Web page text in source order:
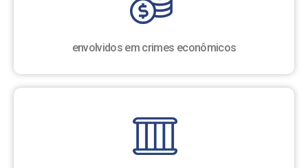
envolvidos em crimes econômicos